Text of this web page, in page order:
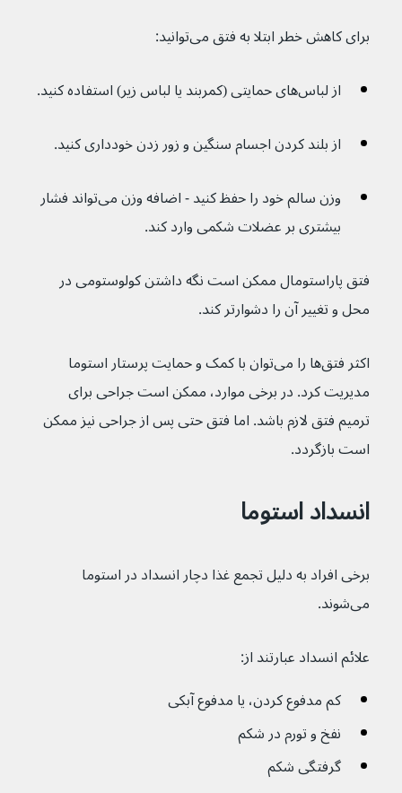
برای کاهش خطر ابتلا به فتق می‌توانید:
از لباس‌های حمایتی (کمربند یا لباس زیر) استفاده کنید.
از بلند کردن اجسام سنگین و زور زدن خودداری کنید.
وزن سالم خود را حفظ کنید - اضافه وزن می‌تواند فشار
بیشتری بر عضلات شکمی وارد کند.
فتق پاراستومال ممکن است نگه داشتن کولوستومی در
محل و تغییر آن را دشوارتر کند.
اکثر فتق‌ها را می‌توان با کمک و حمایت پرستار استوما
مدیریت کرد. در برخی موارد، ممکن است جراحی برای
ترمیم فتق لازم باشد. اما فتق حتی پس از جراحی نیز ممکن
است بازگردد.
انسداد استوما
برخی افراد به دلیل تجمع غذا دچار انسداد در استوما
می‌شوند.
علائم انسداد عبارتند از:
کم مدفوع کردن، یا مدفوع آبکی
نفخ و تورم در شکم
گرفتگی شکم